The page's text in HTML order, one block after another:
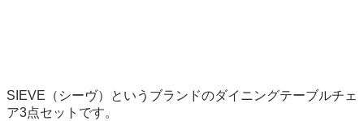
SIEVE（シーヴ）というブランドのダイニングテーブルチェ
ア3点セットです。